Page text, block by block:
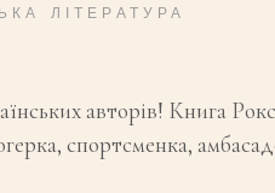
ЛІТЕРАТУРА
авторів! Книга
спортсменка,